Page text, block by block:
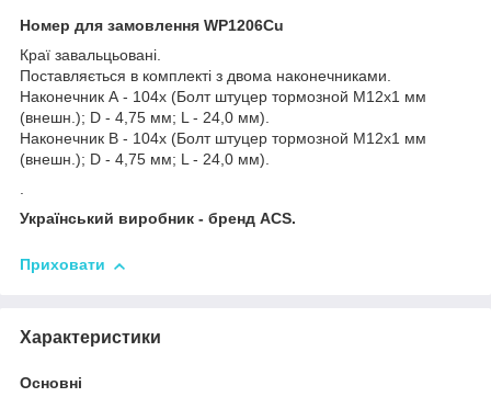
Номер для замовлення WP1206Cu
Краї завальцьовані.
Поставляється в комплекті з двома наконечниками.
Наконечник А - 104х (Болт штуцер тормозной М12х1 мм
(внешн.); D - 4,75 мм; L - 24,0 мм).
Наконечник В - 104х (Болт штуцер тормозной М12х1 мм
(внешн.); D - 4,75 мм; L - 24,0 мм).
.
Український виробник - бренд ACS.
Приховати
Характеристики
Основні